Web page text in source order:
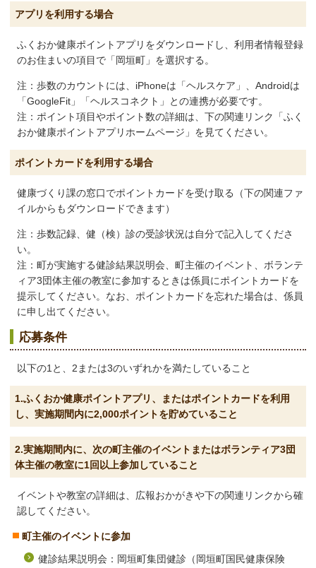
アプリを利用する場合
ふくおか健康ポイントアプリをダウンロードし、利用者情報登録
のお住まいの項目で「岡垣町」を選択する。
注：歩数のカウントには、iPhoneは「ヘルスケア」、Androidは
「GoogleFit」「ヘルスコネクト」との連携が必要です。
注：ポイント項目やポイント数の詳細は、下の関連リンク「ふく
おか健康ポイントアプリホームページ」を見てください。
ポイントカードを利用する場合
健康づくり課の窓口でポイントカードを受け取る（下の関連ファ
イルからもダウンロードできます）
注：歩数記録、健（検）診の受診状況は自分で記入してくださ
い。
注：町が実施する健診結果説明会、町主催のイベント、ボランテ
ィア3団体主催の教室に参加するときは係員にポイントカードを
提示してください。なお、ポイントカードを忘れた場合は、係員
に申し出てください。
応募条件
以下の1と、2または3のいずれかを満たしていること
1.ふくおか健康ポイントアプリ、またはポイントカードを利用
し、実施期間内に2,000ポイントを貯めていること
2.実施期間内に、次の町主催のイベントまたはボランティア3団
体主催の教室に1回以上参加していること
イベントや教室の詳細は、広報おかがきや下の関連リンクから確
認してください。
町主催のイベントに参加
健診結果説明会：岡垣町集団健診（岡垣町国民健康保険